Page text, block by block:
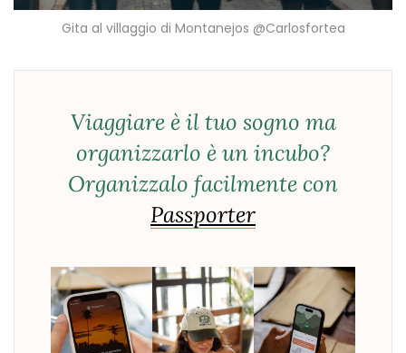
Gita al villaggio di Montanejos @Carlosfortea
Viaggiare è il tuo sogno ma
organizzarlo è un incubo?
Organizzalo facilmente con
Passporter